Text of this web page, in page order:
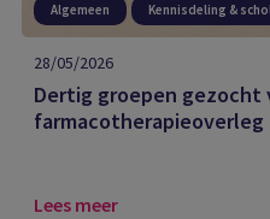
Algemeen Kennisdeling &
28/05/2026
Dertig groepen gezocht
farmacotherapieoverleg
Lees meer